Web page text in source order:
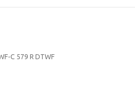
C 579 R DTWF